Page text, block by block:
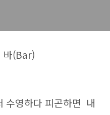
바(Bar)
수영하다 피곤하면 내